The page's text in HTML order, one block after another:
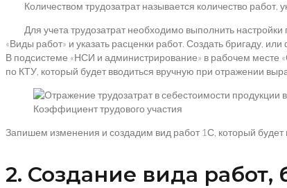
Количеством трудозатрат называется количество работ,
Для учета трудозатрат необходимо выполнить настройки
«Виды работ» и указать расценки работ. Создать бригаду,
В подсистеме «НСИ и администрирование» в рабочем месте
по КТУ, который будет вводиться вручную при отражении
Коэффициент трудового участия
Запишем изменения и создадим вид работ 1С, который будет
2. Создание вида